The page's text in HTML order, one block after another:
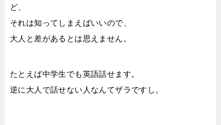
ど、
それは知ってしまえばいいので、
大人と差があるとは思えません。
たとえば中学生でも英語話せます。
逆に大人で話せない人なんてザラですし。